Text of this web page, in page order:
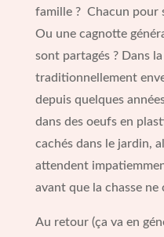
famille ? Chacun pour
Ou une cagnotte
sont partagés ? Dans
traditionnellement
depuis quelques
dans des oeufs en
cachés dans le jardin,
attendent
avant que la chasse ne
Au retour (ça va en